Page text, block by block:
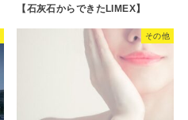
【石灰石からできたLIMEX】
その他